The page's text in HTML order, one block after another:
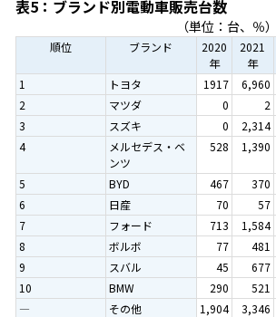
表5：ブランド別電動車販売台数
（単位：台、％
順位 ブランド
2020
年
2021
年
1
トヨタ 1917 6,960
2
マツダ 0 2
3
スズキ 0 2,314
4
メルセデス・ベ
ンツ
528 1,390
5 BYD 467 370
6
日産 70 57
7
フォード 713 1,584
8
ボルボ 77 481
9
スバル 45 677
10
BMW 290 521
―
その他 1,904 3,346